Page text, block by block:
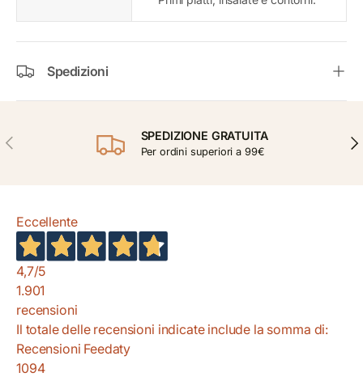
Spedizioni
INDIETRO SPEDIZIONE GRATUITA
Per ordini superiori a 99€
Eccellente
4,7/5
1.901
recensioni
Il totale delle recensioni indicate include la somma di:
Recensioni Feedaty
1094